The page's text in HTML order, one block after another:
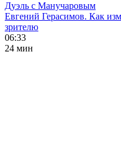
Дуэль с Манучаровым
Евгений Герасимов. Как
зрителю
06:33
24 мин